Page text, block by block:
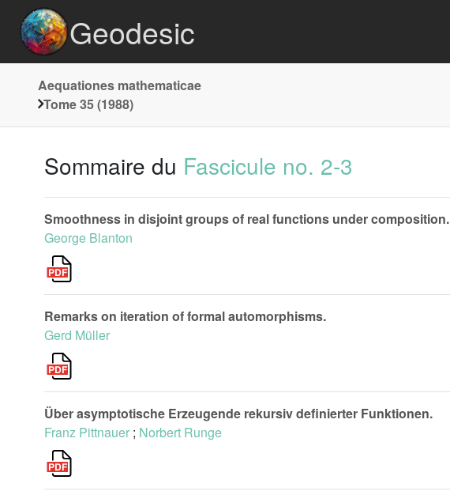
Geodesic
Aequationes mathematicae
Tome 35 (1988)
Sommaire du Fascicule no. 2-3
Smoothness in disjoint groups of real functions under composition.
George Blanton
Remarks on iteration of formal automorphisms.
Gerd Müller
Über asymptotische Erzeugende rekursiv definierter Funktionen.
Franz Pittnauer ; Norbert Runge